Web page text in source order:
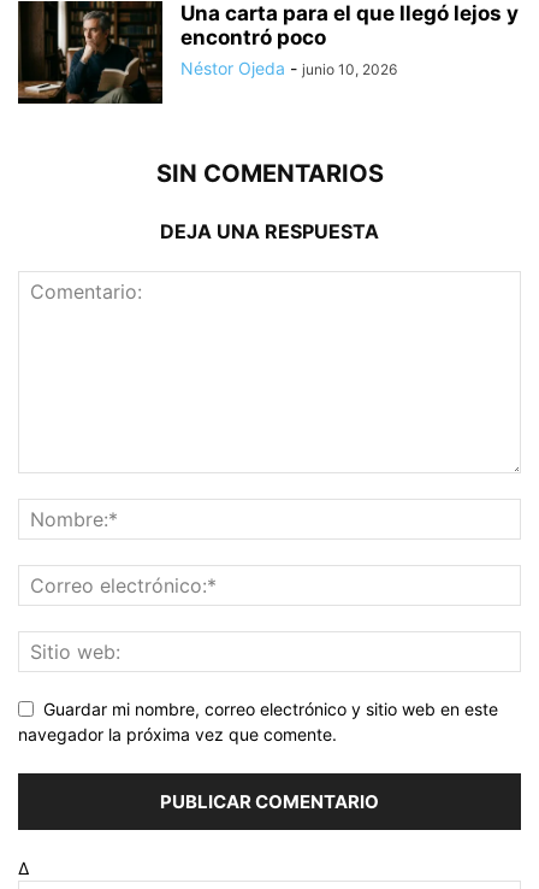
Una carta para el que llegó lejos y
encontró poco
Néstor Ojeda - junio 10, 2026
SIN COMENTARIOS
DEJA UNA RESPUESTA
Guardar mi nombre, correo electrónico y sitio web en este
navegador la próxima vez que comente.
Δ